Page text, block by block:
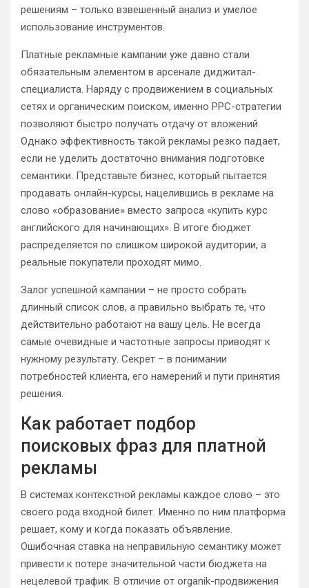
решениям – только взвешенный анализ и умелое
использование инструментов.
Платные рекламные кампании уже давно стали
обязательным элементом в арсенале диджитал-
специалиста. Наряду с продвижением в социальных
сетях и органическим поиском, именно PPC-стратегии
позволяют быстро получать отдачу от вложений.
Однако эффективность такой рекламы резко падает,
если не уделить достаточно внимания подготовке
семантики. Представьте бизнес, который пытается
продавать онлайн-курсы, нацелившись в рекламе на
слово «образование» вместо запроса «купить курс
английского для начинающих». В итоге бюджет
распределяется по слишком широкой аудитории, а
реальные покупатели проходят мимо.
Залог успешной кампании – не просто собрать
длинный список слов, а правильно выбрать те, что
действительно работают на вашу цель. Не всегда
самые очевидные и частотные запросы приводят к
нужному результату. Секрет – в понимании
потребностей клиента, его намерений и пути принятия
решения.
Как работает подбор
поисковых фраз для платной
рекламы
В системах контекстной рекламы каждое слово – это
своего рода входной билет. Именно по ним платформа
решает, кому и когда показать объявление.
Ошибочная ставка на неправильную семантику может
привести к потере значительной части бюджета на
нецелевой трафик. В отличие от organik-продвижения